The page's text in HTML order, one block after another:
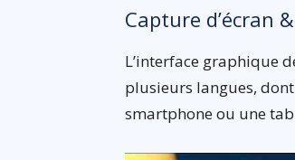
Capture d’écran
L’interface graphique
plusieurs langues,
smartphone ou une